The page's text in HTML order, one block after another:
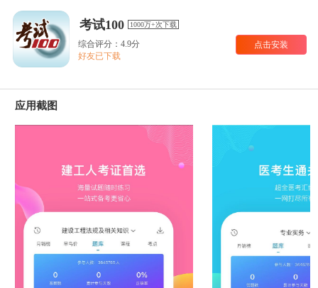
考试100 1000万+次下载
综合评分：4.9分
好友已下载
点击安装
应用截图